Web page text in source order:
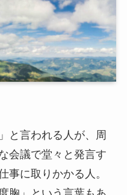
と言われる人が、周
会議で堂々と発言す
事に取りかかる人。